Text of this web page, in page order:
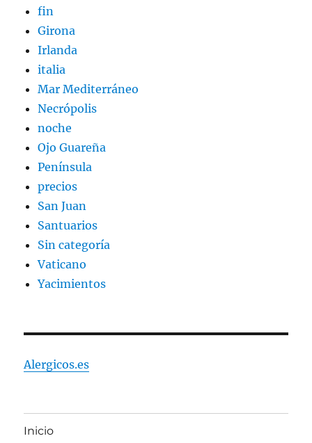
fin
Girona
Irlanda
italia
Mar Mediterráneo
Necrópolis
noche
Ojo Guareña
Península
precios
San Juan
Santuarios
Sin categoría
Vaticano
Yacimientos
Alergicos.es
Inicio